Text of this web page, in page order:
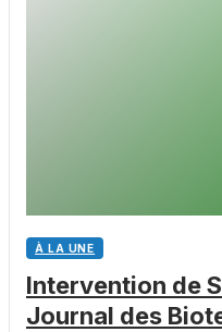
À LA UNE
Intervention de
Journal des